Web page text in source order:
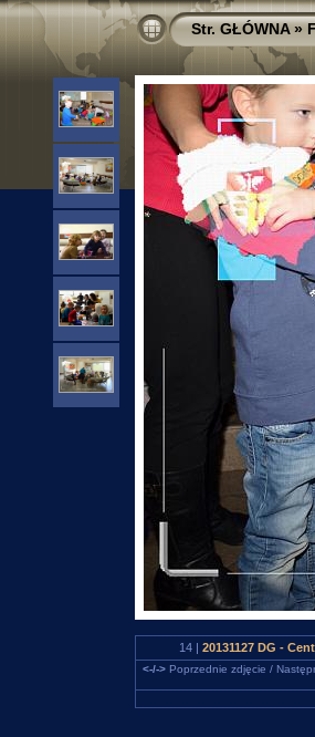
Str. GŁÓWNA»
14 | 20131127 DG -
<-/->Poprzednie zdjęcie /